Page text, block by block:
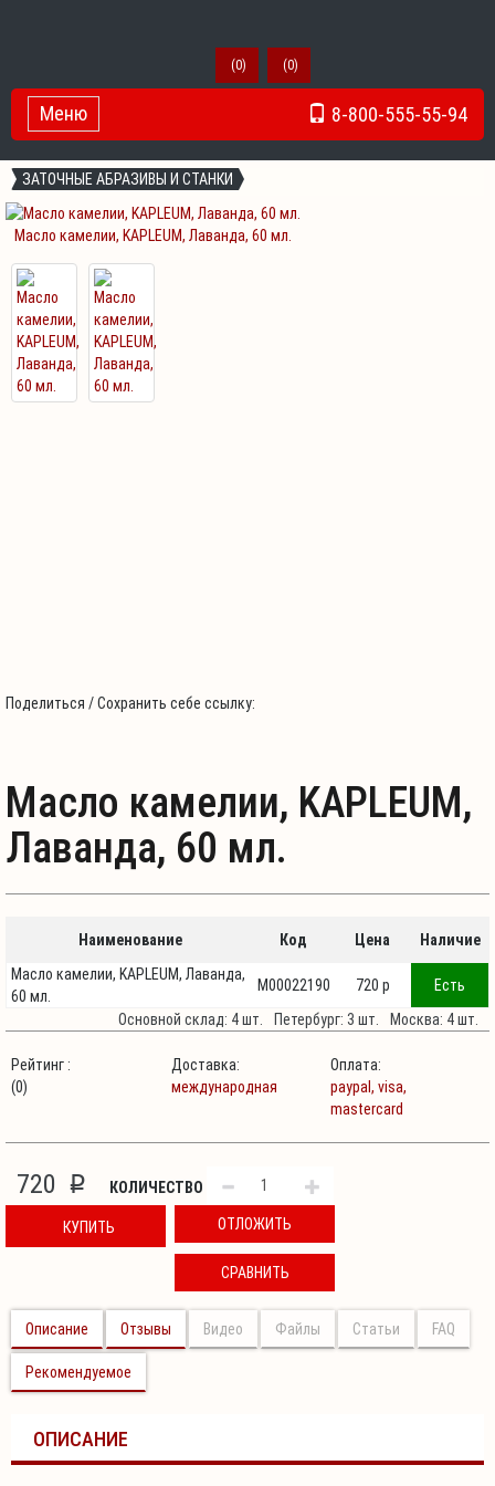
(0) (0)
8-800-555-55-94
Toggle Navigation
Меню
ЗАТОЧНЫЕ АБРАЗИВЫ И СТАНКИ
Масло камелии, KAPLEUM, Лаванда, 60 мл.
Поделиться / Сохранить себе ссылку:
Масло камелии, KAPLEUM,
Лаванда, 60 мл.
Наименование Код Цена
Наличие
Масло камелии, KAPLEUM, Лаванда,
60 мл.
М00022190 720 p
Есть
Основной склад: 4 шт.
Петербург: 3 шт. Москва: 4 шт.
Рейтинг :
(0)
Доставка:
международная
Оплата:
paypal, visa,
mastercard
720 p КОЛИЧЕСТВО
КУПИТЬ ОТЛОЖИТЬ
СРАВНИТЬ
Описание Отзывы Видео Файлы Статьи FAQ
Рекомендуемое
ОПИСАНИЕ